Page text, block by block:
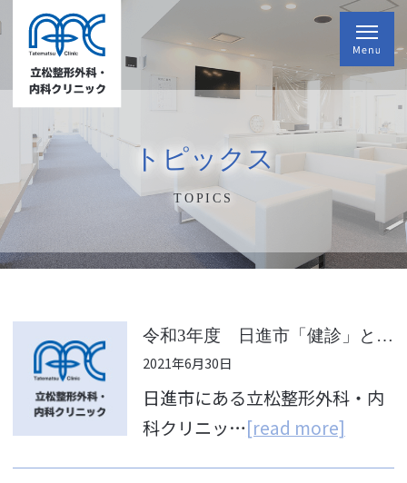
トピックス
TOPICS
令和3年度 日進市「健診」と「がん検診等」のご案内
2021年6月30日
日進市にある立松整形外科・内
科クリニッ…[read more]